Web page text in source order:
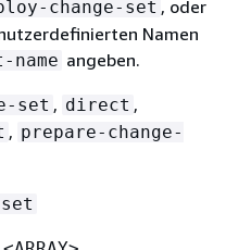
change-set , oder
Namen
angeben.
set , direct ,
, prepare-change-